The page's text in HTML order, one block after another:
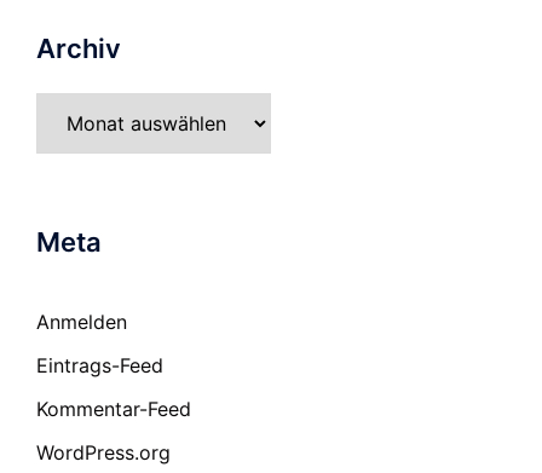
Archiv
Meta
Anmelden
Eintrags-Feed
Kommentar-Feed
WordPress.org